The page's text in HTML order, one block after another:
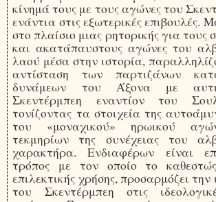
κίνημά τους με τους αγώνες του
ενάντια στις εξωτερικές επιβουλές.
στο πλαίσιο μιας ρητορικής για τους
και ακατάπαυστους αγώνες του
λαού μέσα στην ιστορία,
αντίσταση των παρτιζάνων
δυνάμεων του Άξονα με
Σκεντέρμπεη εναντίον του
τονίζοντας τα στοιχεία της
του «μοναχικού» ηρωικού
τεκμηρίων της συνέχειας του
χαρακτήρα. Ενδιαφέρων είναι
τρόπος με τον οποίο το
επιλεκτικής χρήσης, προσαρμόζει την
του Σκεντέρμπεη στις